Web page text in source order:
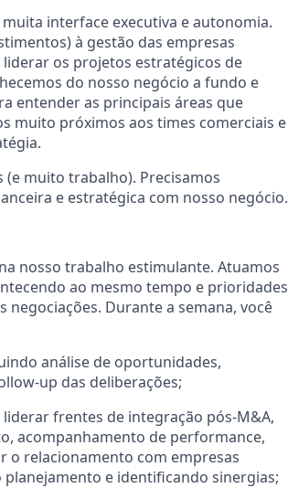
interface executiva e autonomia.
à gestão das empresas
os projetos estratégicos de
do nosso negócio a fundo e
entender as principais áreas que
muito próximos aos times comerciais e
muito trabalho). Precisamos
e estratégica com nosso negócio.
nosso trabalho estimulante. Atuamos
ao mesmo tempo e prioridades
negociações. Durante a semana, você
análise de oportunidades,
up das deliberações;
frentes de integração pós-M&A,
acompanhamento de performance,
o relacionamento com empresas
e identificando sinergias;